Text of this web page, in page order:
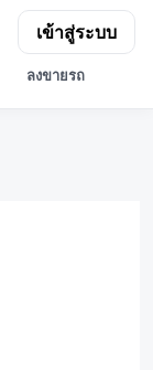
ลงขายรถ
เข้าสู่ระบบ